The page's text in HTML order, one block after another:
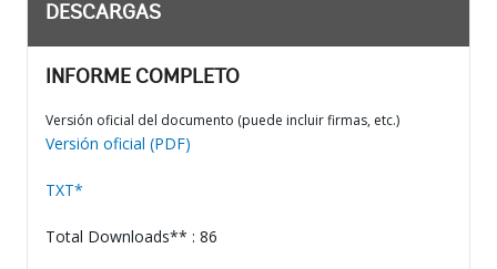
DESCARGAS
INFORME COMPLETO
Versión oficial del documento (puede incluir firmas, etc.)
Versión oficial (PDF)
TXT*
Total Downloads** : 86